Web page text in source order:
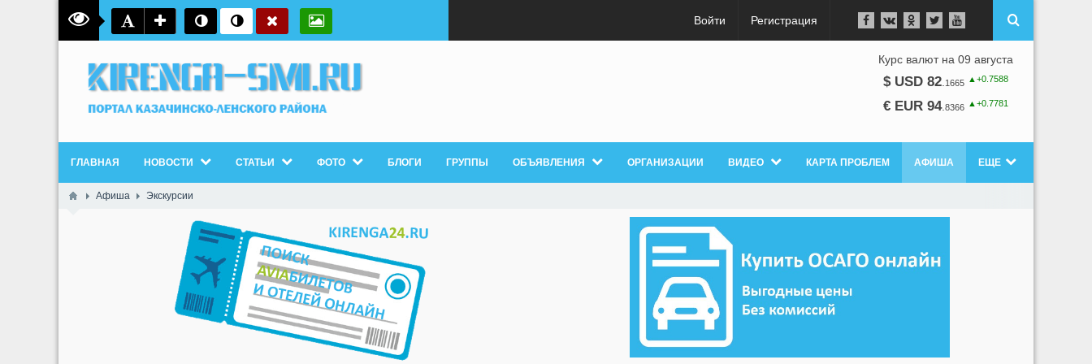
Войти Регистрация
Курс валют на 09 августа
$ USD 82 1665 ▲+0.7588
€ EUR 94. 8366 ▲+0.7781
ГЛАВНАЯ НОВОСТИ СТАТЬИ ФОТО БЛОГИ ГРУППЫ ОБЪЯВЛЕНИЯ ОРГАНИЗАЦИИ ВИДЕО КАРТА ПРОБЛЕМ АФИША ЕЩЕ
Афиша Экскурсии